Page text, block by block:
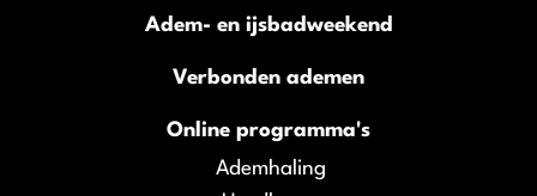
Adem- en ijsbadweekend
Verbonden ademen
Online programma's
Ademhaling